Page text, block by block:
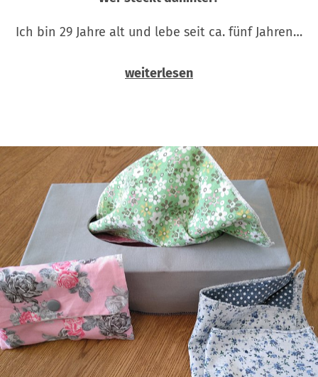
Ich bin 29 Jahre alt und lebe seit ca. fünf Jahren…
weiterlesen